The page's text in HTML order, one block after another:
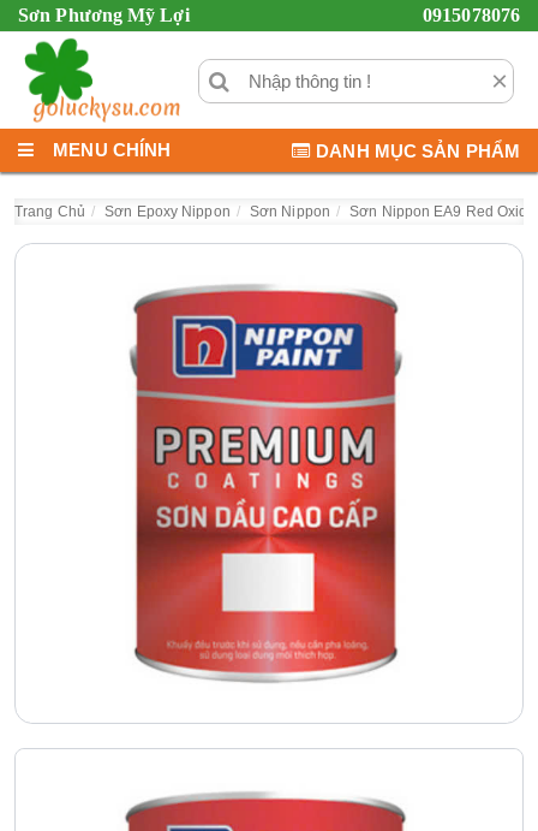
Sơn Phương Mỹ Lợi 0915078076
×
MENU CHÍNH DANH MỤC SẢN PHẨM
Trang Chủ Sơn Epoxy Nippon Sơn Nippon Sơn Nippon EA9 Red